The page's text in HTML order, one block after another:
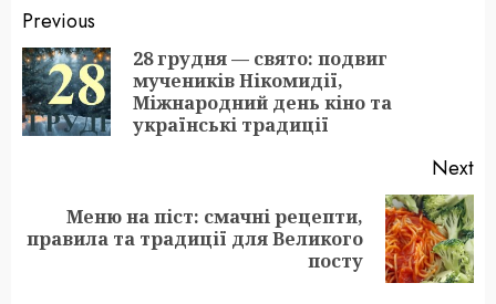
Post
navigation
Previous
28 грудня — свято: подвиг
мучеників Нікомидії,
Міжнародний день кіно та
українські традиції
Next
Next
Меню на піст: смачні рецепти,
правила та традиції для Великого
посту